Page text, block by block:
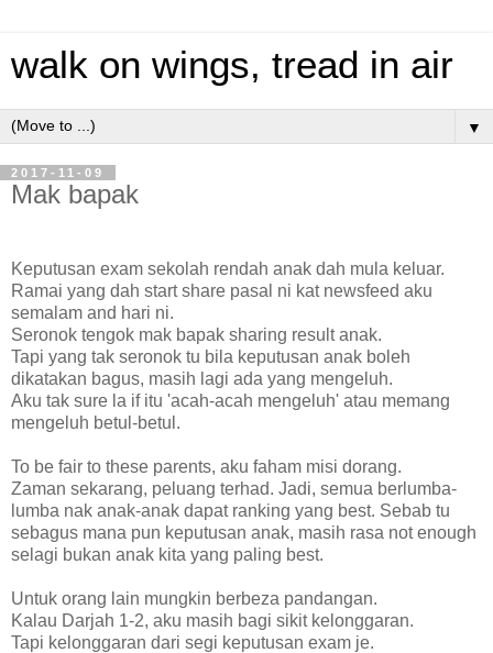
walk on wings, tread in air
▼
2017-11-09
Mak bapak
Keputusan exam sekolah rendah anak dah mula keluar.
Ramai yang dah start share pasal ni kat newsfeed aku
semalam and hari ni.
Seronok tengok mak bapak sharing result anak.
Tapi yang tak seronok tu bila keputusan anak boleh
dikatakan bagus, masih lagi ada yang mengeluh.
Aku tak sure la if itu 'acah-acah mengeluh' atau memang
mengeluh betul-betul.
To be fair to these parents, aku faham misi dorang.
Zaman sekarang, peluang terhad. Jadi, semua berlumba-
lumba nak anak-anak dapat ranking yang best. Sebab tu
sebagus mana pun keputusan anak, masih rasa not enough
selagi bukan anak kita yang paling best.
Untuk orang lain mungkin berbeza pandangan.
Kalau Darjah 1-2, aku masih bagi sikit kelonggaran.
Tapi kelonggaran dari segi keputusan exam je.